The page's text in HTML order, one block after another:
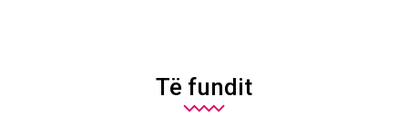
Të fundit